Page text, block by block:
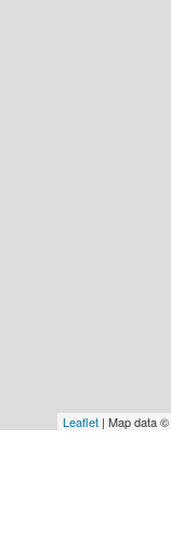
Leaflet| Map data ©